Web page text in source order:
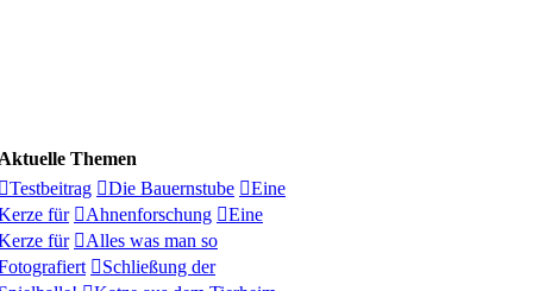
Themen
Testbeitrag
Die Bauernstube
Eine
für
Ahnenforschung
Eine
für
Alles was man so
Schließung der